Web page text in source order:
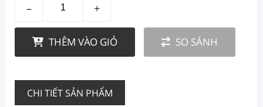
– +
THÊM VÀO GIỎ SO SÁNH
CHI TIẾT SẢN PHẨM